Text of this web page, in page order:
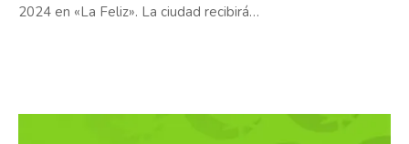
2024 en «La Feliz». La ciudad recibirá…